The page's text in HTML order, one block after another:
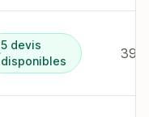
5 devis
disponibles